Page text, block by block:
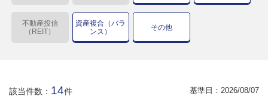
不動産投信
（REIT）
資産複合（バラ
ンス）
その他
該当件数： 14件 基準日： 2026/08/07